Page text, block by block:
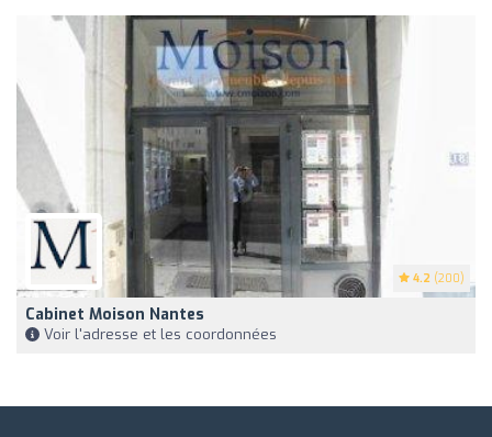
4.2 (200)
Cabinet Moison Nantes
Voir l'adresse et les coordonnées